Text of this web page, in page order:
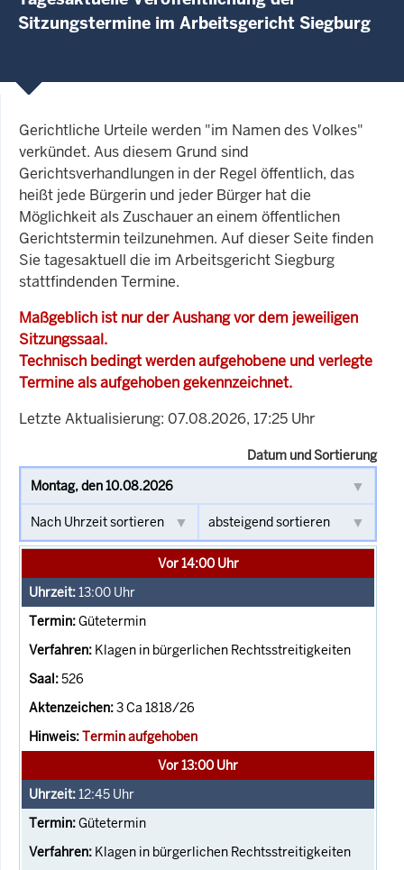
Sitzungstermine im Arbeitsgericht Siegburg
Gerichtliche Urteile werden "im Namen des Volkes"
verkündet. Aus diesem Grund sind
Gerichtsverhandlungen in der Regel öffentlich, das
heißt jede Bürgerin und jeder Bürger hat die
Möglichkeit als Zuschauer an einem öffentlichen
Gerichtstermin teilzunehmen. Auf dieser Seite finden
Sie tagesaktuell die im Arbeitsgericht Siegburg
stattfindenden Termine.
Maßgeblich ist nur der Aushang vor dem jeweiligen
Sitzungssaal.
Technisch bedingt werden aufgehobene und verlegte
Termine als aufgehoben gekennzeichnet.
Letzte Aktualisierung: 07.08.2026, 17:25 Uhr
Datum und Sortierung
Vor 14:00 Uhr
13:00 Uhr
Gütetermin
Klagen in bürgerlichen Rechtsstreitigkeiten
526
3 Ca 1818/26
Termin aufgehoben
Vor 13:00 Uhr
12:45 Uhr
Gütetermin
Klagen in bürgerlichen Rechtsstreitigkeiten